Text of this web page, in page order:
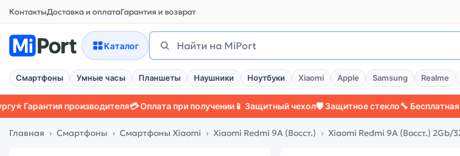
КонтактыДоставка и оплатаГарантия и возврат
Каталог
Поиск
Найти
Смартфоны Умные часы Планшеты Наушники Ноутбуки Xiaomi Apple Samsung Realme
производителя💳 Оплата при получении📱 Защитный чехол🛡️ Защитное стекло🔧 Бесплатная
Главная Смартфоны Смартфоны Xiaomi Xiaomi Redmi 9A (Восст.) Xiaomi Redmi 9A (Восст.) 2Gb/